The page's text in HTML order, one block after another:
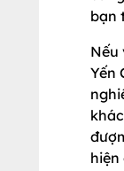
bạn
Nếu
Yến
hiện